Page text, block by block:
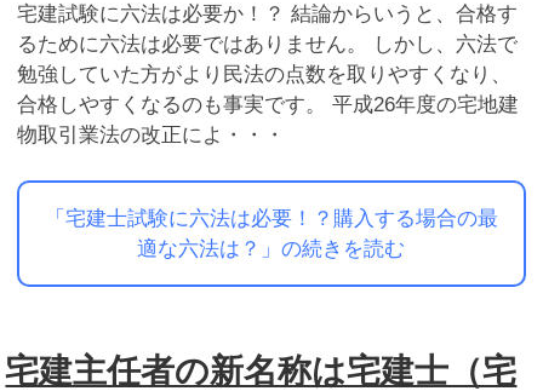
宅建試験に六法は必要か！？ 結論からいうと、合格す
るために六法は必要ではありません。 しかし、六法で
勉強していた方がより民法の点数を取りやすくなり、
合格しやすくなるのも事実です。 平成26年度の宅地建
物取引業法の改正によ・・・
「宅建士試験に六法は必要！？購入する場合の最
適な六法は？」の続きを読む
宅建主任者の新名称は宅建士（宅